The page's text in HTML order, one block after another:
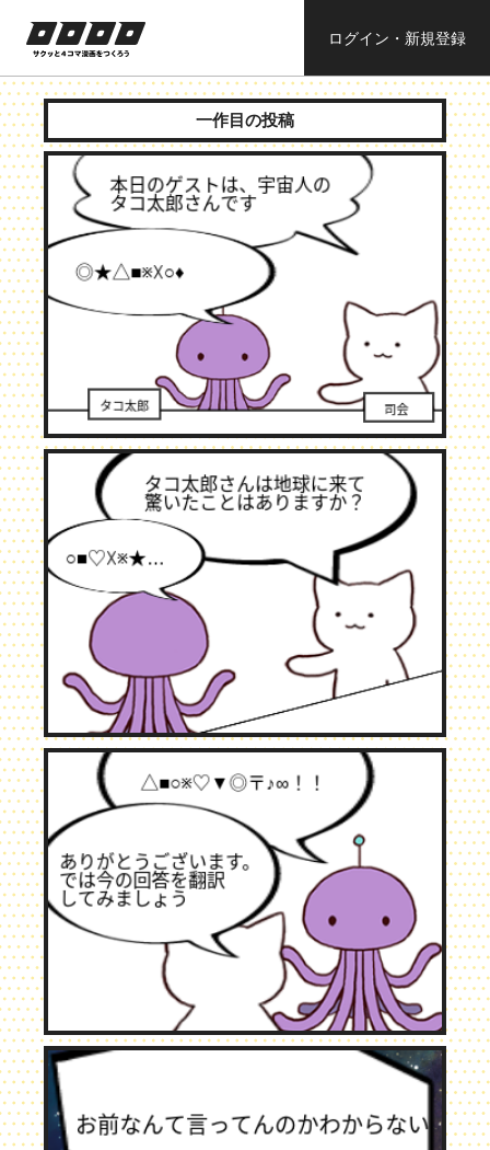
サクッと４コ
ママンガを作
ろう
ログイン・新規登録
一作目の投稿